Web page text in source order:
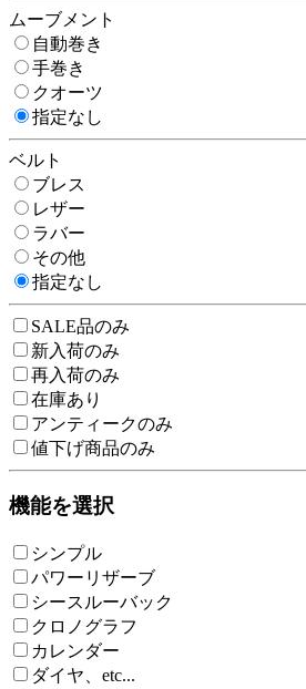
ムーブメント
自動巻き
手巻き
クオーツ
指定なし
ベルト
ブレス
レザー
ラバー
その他
指定なし
SALE品のみ
新入荷のみ
再入荷のみ
在庫あり
アンティークのみ
値下げ商品のみ
機能を選択
シンプル
パワーリザーブ
シースルーバック
クロノグラフ
カレンダー
ダイヤ、etc...